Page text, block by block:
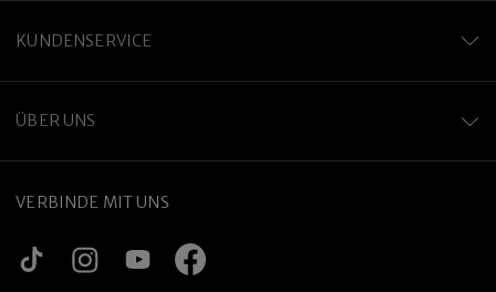
KUNDENSERVICE
ÜBER UNS
VERBINDE MIT UNS